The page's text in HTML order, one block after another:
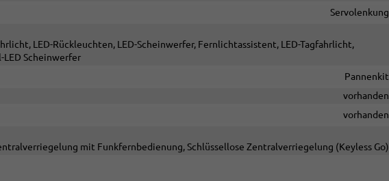
Servolenkung
LED-Rückleuchten, LED-Scheinwerfer, Fernlichtassistent, LED-Tagfahrlicht,
LED Scheinwerfer
Pannenkit
vorhanden
vorhanden
mit Funkfernbedienung, Schlüssellose Zentralverriegelung (Keyless Go)